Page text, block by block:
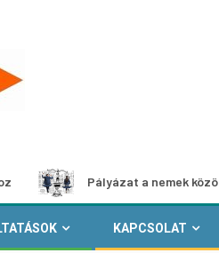
Pályázat a nemek közötti
KAPCSOLAT